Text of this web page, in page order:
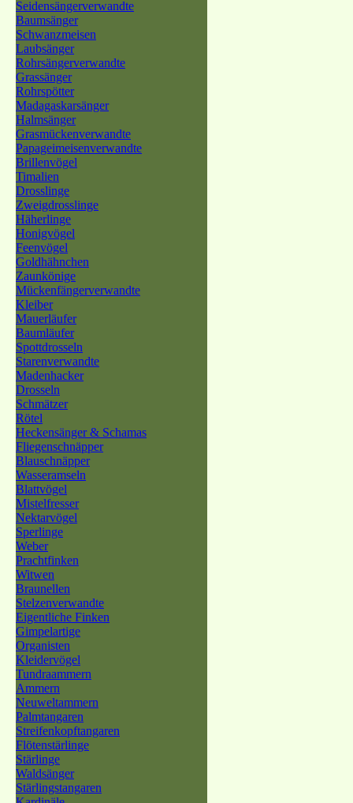
Seidensängerverwandte
Baumsänger
Schwanzmeisen
Laubsänger
Rohrsängerverwandte
Grassänger
Rohrspötter
Madagaskarsänger
Halmsänger
Grasmückenverwandte
Papageimeisenverwandte
Brillenvögel
Timalien
Drosslinge
Zweigdrosslinge
Häherlinge
Honigvögel
Feenvögel
Goldhähnchen
Zaunkönige
Mückenfängerverwandte
Kleiber
Mauerläufer
Baumläufer
Spottdrosseln
Starenverwandte
Madenhacker
Drosseln
Schmätzer
Rötel
Heckensänger & Schamas
Fliegenschnäpper
Blauschnäpper
Wasseramseln
Blattvögel
Mistelfresser
Nektarvögel
Sperlinge
Weber
Prachtfinken
Witwen
Braunellen
Stelzenverwandte
Eigentliche Finken
Gimpelartige
Organisten
Kleidervögel
Tundraammern
Ammern
Neuweltammern
Palmtangaren
Streifenkopftangaren
Flötenstärlinge
Stärlinge
Waldsänger
Stärlingstangaren